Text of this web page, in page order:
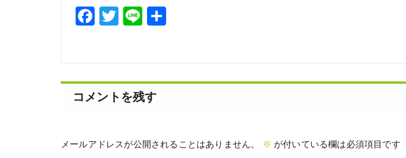
Facebook
Twitter
Line
コメントを残す
メールアドレスが公開されることはありません。 ※ が付いている欄は必須項目です